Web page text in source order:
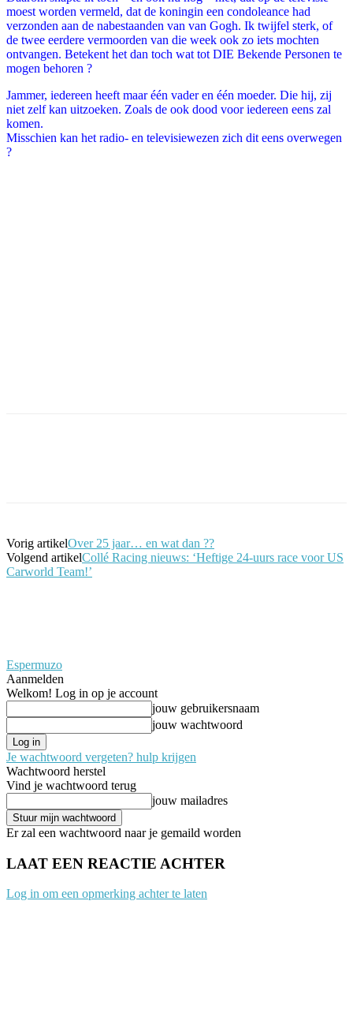
moest worden vermeld, dat de koningin een condoleance had
verzonden aan de nabestaanden van van Gogh. Ik twijfel sterk, of
de twee eerdere vermoorden van die week ook zo iets mochten
ontvangen. Betekent het dan toch wat tot DIE Bekende Personen te
mogen behoren ?
Jammer, iedereen heeft maar één vader en één moeder. Die hij, zij
niet zelf kan uitzoeken. Zoals de ook dood voor iedereen eens zal
komen.
Misschien kan het radio- en televisiewezen zich dit eens overwegen
?
Vorig artikelOver 25 jaar… en wat dan ??
Volgend artikelCollé Racing nieuws: ‘Heftige 24-uurs race voor US
Carworld Team!’
Espermuzo
Aanmelden
Welkom! Log in op je account
jouw gebruikersnaam
jouw wachtwoord
Je wachtwoord vergeten? hulp krijgen
Wachtwoord herstel
Vind je wachtwoord terug
jouw mailadres
Er zal een wachtwoord naar je gemaild worden
LAAT EEN REACTIE ACHTER
Log in om een opmerking achter te laten